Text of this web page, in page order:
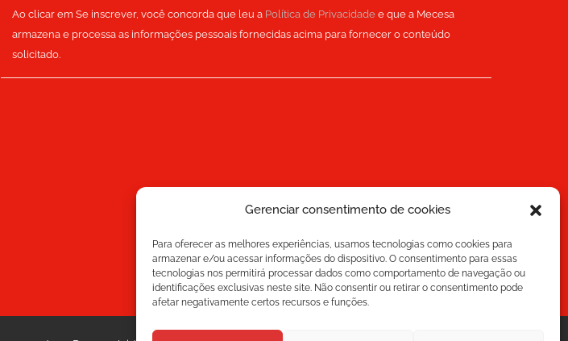
Gerenciar consentimento de cookies
Para oferecer as melhores experiências, usamos tecnologias como cookies para
armazenar e/ou acessar informações do dispositivo. O consentimento para essas
tecnologias nos permitirá processar dados como comportamento de navegação ou
identificações exclusivas neste site. Não consentir ou retirar o consentimento pode
afetar negativamente certos recursos e funções.
Ao clicar em Se inscrever, você concorda que leu a Política de Privacidadee que a Mecesa
armazena e processa as informações pessoais fornecidas acima para fornecer o conteúdo
solicitado.